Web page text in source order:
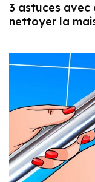
3 astuces avec
nettoyer la